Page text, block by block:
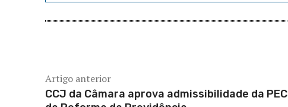
Artigo anterior
CCJ da Câmara aprova admissibilidade da PEC